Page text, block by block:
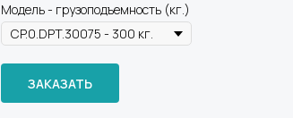
Модель - грузоподъемность (кг.)
ЗАКАЗАТЬ